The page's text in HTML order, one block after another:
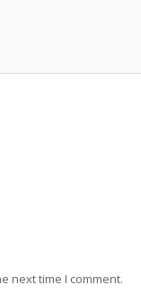
next time I comment.